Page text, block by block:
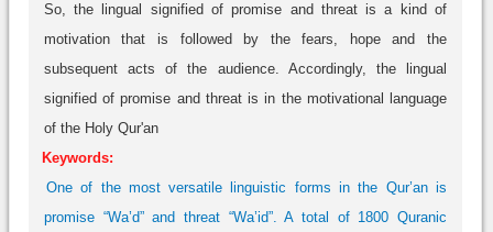
So, the lingual signified of promise and threat is a kind of
motivation that is followed by the fears, hope and the
subsequent acts of the audience. Accordingly, the lingual
signified of promise and threat is in the motivational language
of the Holy Qur'an
Keywords:
One of the most versatile linguistic forms in the Qur’an is
promise “Wa’d” and threat “Wa’id”. A total of 1800 Quranic